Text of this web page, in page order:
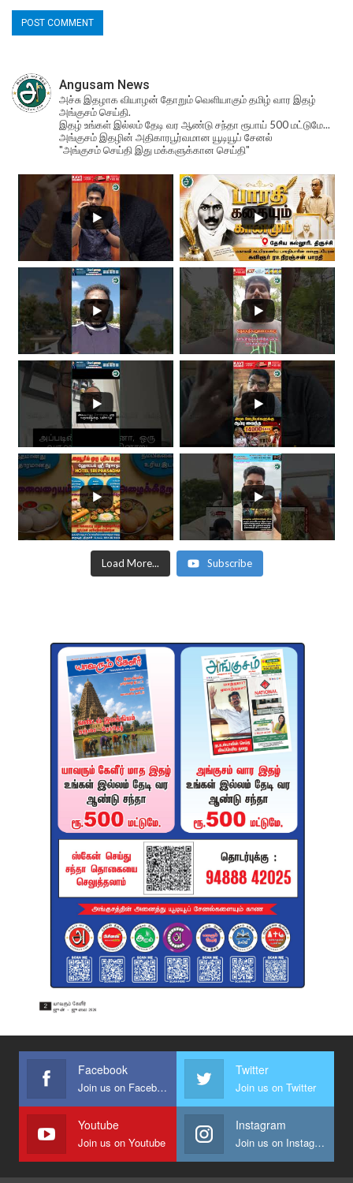
Angusam News
அச்சு இதழாக வியாழன் தோறும் வெளியாகும் தமிழ் வார இதழ்
அங்குசம் செய்தி.
இதழ் உங்கள் இல்லம் தேடி வர ஆண்டு சந்தா ரூபாய் 500 மட்டுமே...
அங்குசம் இதழின் அதிகாரபூர்வமான யூடியூப் சேனல்
"அங்குசம் செய்தி இது மக்களுக்கான செய்தி"
Load More... Subscribe
Facebook
Join us on Facebook
Twitter
Join us on Twitter
Youtube
Join us on Youtube
Instagram
Join us on Instagram